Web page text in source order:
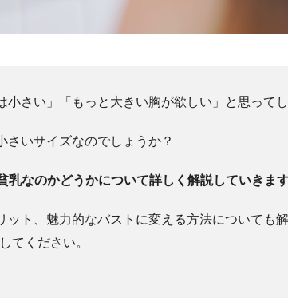
小さい」「もっと大きい胸が欲しい」と思ってし
さいサイズなのでしょうか？
乳なのかどうかについて詳しく解説していきま
ット、魅力的なバストに変える方法についても
てください。